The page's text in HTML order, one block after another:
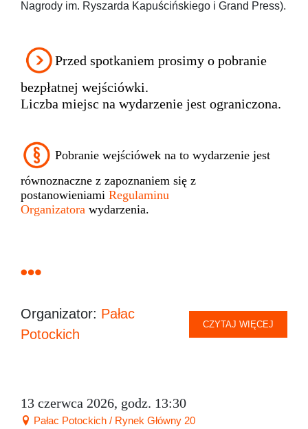
Nagrody im. Ryszarda Kapuścińskiego i Grand Press).
Przed spotkaniem prosimy o pobranie
bezpłatnej wejściówki.
Liczba miejsc na wydarzenie jest ograniczona.
Pobranie wejściówek na to wydarzenie jest
równoznaczne z zapoznaniem się z
postanowieniami Regulaminu
Organizatora wydarzenia.
Organizator: Pałac
Potockich
CZYTAJ WIĘCEJ
13 czerwca 2026, godz. 13:30
Pałac Potockich / Rynek Główny 20